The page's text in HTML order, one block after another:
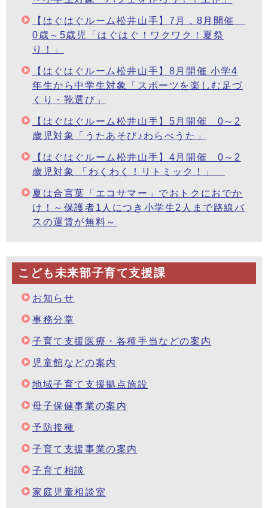
【はぐはぐルーム松井山手】7月，8月開催
0歳～5歳児「はぐはぐ！ワクワク！夏祭
り！」
【はぐはぐルーム松井山手】8月開催 小学4
年生から中学生対象「スポーツを楽しむ足づ
くり・靴選び」
【はぐはぐルーム松井山手】5月開催 0～2
歳児対象「うたあそび♪わらべうた」
【はぐはぐルーム松井山手】4月開催 0～2
歳児対象 「わくわく！リトミック！」
夏は合言葉「エコサマー」でおトクにおでか
け！～保護者1人につき小学生2人まで路線バ
スの運賃が無料～
こども未来部子育て支援課
お知らせ
事務分掌
子育て支援医療・各種手当などの案内
児童館などの案内
地域子育て支援拠点施設
母子保健事業の案内
予防接種
子育て支援事業の案内
子育て相談
家庭児童相談室